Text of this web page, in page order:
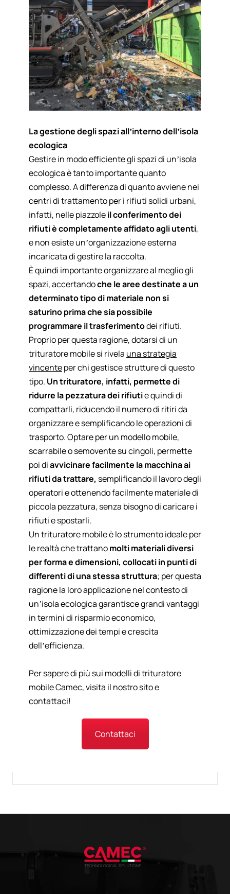
La gestione degli spazi all’interno dell’isola
ecologica
Gestire in modo efficiente gli spazi di un’isola
ecologica è tanto importante quanto
complesso. A differenza di quanto avviene nei
centri di trattamento per i rifiuti solidi urbani,
infatti, nelle piazzoleil conferimento dei
rifiuti è completamente affidato agli utenti,
e non esiste un’organizzazione esterna
incaricata di gestire la raccolta.
È quindi importante organizzare al meglio gli
spazi, accertandoche le aree destinate a un
determinato tipo di materiale non si
saturino prima che sia possibile
programmare il trasferimentodei rifiuti.
Proprio per questa ragione, dotarsi di un
trituratore mobile si rivela una strategia
vincenteper chi gestisce strutture di questo
tipo. Un trituratore, infatti, permette di
ridurre la pezzatura dei rifiutie quindi di
compattarli, riducendo il numero di ritiri da
organizzare e semplificando le operazioni di
trasporto. Optare per un modello mobile,
scarrabile o semovente su cingoli, permette
poi diavvicinare facilmente la macchina ai
rifiuti da trattare, semplificando il lavoro degli
operatori e ottenendo facilmente materiale di
piccola pezzatura, senza bisogno di caricare i
rifiuti e spostarli.
Un trituratore mobile è lo strumento ideale per
le realtà che trattanomolti materiali diversi
per forma e dimensioni, collocati in punti di
differenti di una stessa struttura; per questa
ragione la loro applicazione nel contesto di
un’isola ecologica garantisce grandi vantaggi
in termini di risparmio economico,
ottimizzazione dei tempi e crescita
dell’efficienza.
Per sapere di più sui modelli di trituratore
mobile Camec, visita il nostro sito e
contattaci!
Contattaci